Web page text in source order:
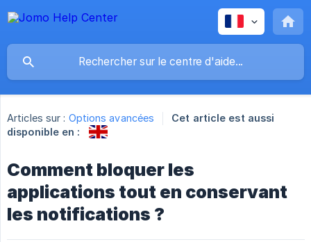
Articles sur : Options avancées
Cet article est aussi
disponible en :
Comment bloquer les
applications tout en conservant
les notifications ?